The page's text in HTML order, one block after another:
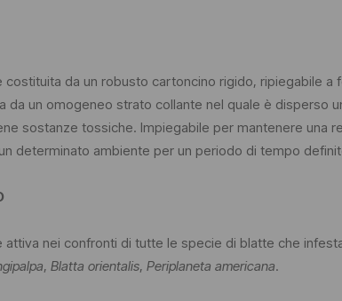
costituita da un robusto cartoncino rigido, ripiegabile a
da un omogeneo strato collante nel quale è disperso
sostanze tossiche. Impiegabile per mantenere una
determinato ambiente per un periodo di tempo
attiva nei confronti di tutte le specie di blatte che
, Blatta orientalis, Periplaneta americana.